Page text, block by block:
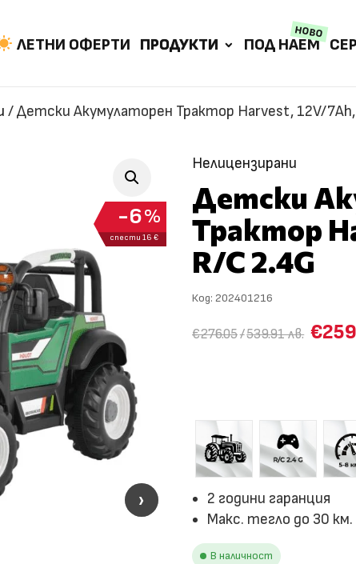
ЛЕТНИ ОФЕРТИ ПРОДУКТИ ПОД НАЕМ
НОВО
/Детски Акумулаторен Трактор Harvest, 12V/7Ah,
%
6
спести 16 €
›
›
Нелицензирани
Детски
Трактор
R/C 2.4G
Код: 202401216
€276.05/539.91 лв.
2 години гаранция
Макс. тегло до 30 км.
В наличност